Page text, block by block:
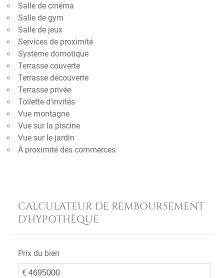
Salle de cinéma
Salle de gym
Salle de jeux
Services de proximité
Système domotique
Terrasse couverte
Terrasse découverte
Terrasse privée
Toilette d'invités
Vue montagne
Vue sur la piscine
Vue sur le jardin
À proximité des commerces
CALCULATEUR DE REMBOURSEMENT
D'HYPOTHÈQUE
Prix du bien
€